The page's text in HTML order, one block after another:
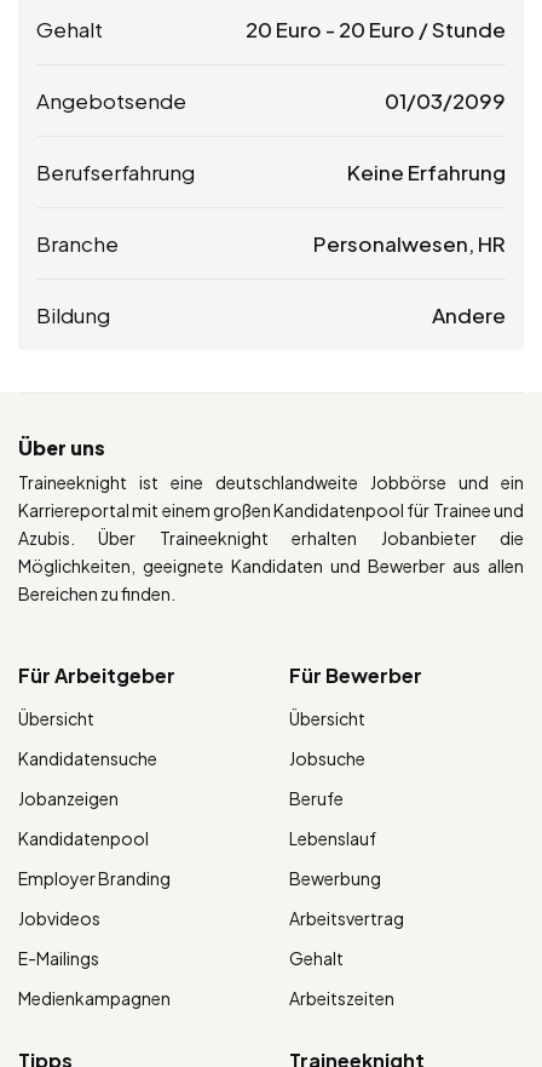
Gehalt 20 Euro - 20 Euro / Stunde
Angebotsende 01/03/2099
Berufserfahrung Keine Erfahrung
Branche Personalwesen, HR
Bildung Andere
Über uns
Traineeknight ist eine deutschlandweite Jobbörse und ein
Karriereportal mit einem großen Kandidatenpool für Trainee und
Azubis. Über Traineeknight erhalten Jobanbieter die
Möglichkeiten, geeignete Kandidaten und Bewerber aus allen
Bereichen zu finden.
Für Arbeitgeber
Übersicht
Kandidatensuche
Jobanzeigen
Kandidatenpool
Employer Branding
Jobvideos
E-Mailings
Medienkampagnen
Für Bewerber
Übersicht
Jobsuche
Berufe
Lebenslauf
Bewerbung
Arbeitsvertrag
Gehalt
Arbeitszeiten
Tipps Traineeknight